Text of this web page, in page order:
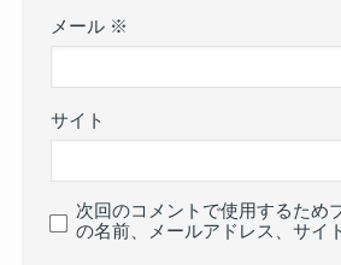
メール ※
サイト
次回のコメントで使用するため
の名前、メールアドレス、サイ